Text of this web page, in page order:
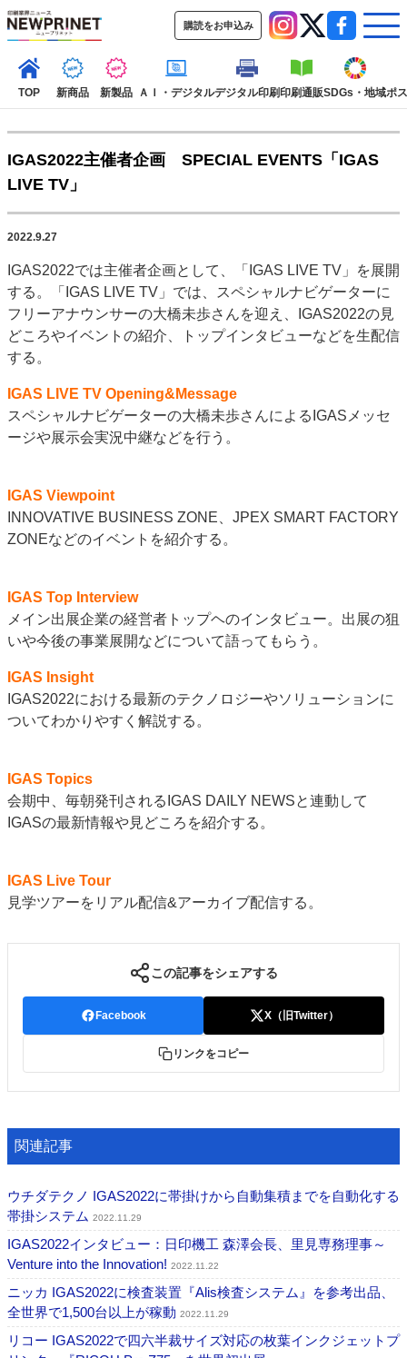
購読をお申込み
TOP 新商品 新製品 ＡＩ・デジタルデジタル印刷印刷通販SDGs・地域ポ
新商品 新製品 ＡＩ・デジタル デジタル印刷
印刷通販
SDGs・地域
ポストプレス ビジネス イベント 信用情報
業界
市場・統計
人事・移転・異動・訃報
2022 見える化・MIS特集
特集・デジタル印刷 アイデアで勝負！ ～多様なビジネス・多彩な商材～
案内
発刊案内
JFPI印刷用語集 印刷機材年鑑
会社案内
購読・購入申し込み
お問い合わせ
IGAS2022主催者企画 SPECIAL EVENTS「IGAS
LIVE TV」
2022.9.27
IGAS2022では主催者企画として、「IGAS LIVE TV」を展開
する。「IGAS LIVE TV」では、スペシャルナビゲーターに
フリーアナウンサーの大橋未歩さんを迎え、IGAS2022の見
どころやイベントの紹介、トップインタビューなどを生配信
する。
IGAS LIVE TV Opening&Message
スペシャルナビゲーターの大橋未歩さんによるIGASメッセ
ージや展示会実況中継などを行う。
IGAS Viewpoint
INNOVATIVE BUSINESS ZONE、JPEX SMART FACTORY
ZONEなどのイベントを紹介する。
IGAS Top Interview
メイン出展企業の経営者トップヘのインタビュー。出展の狙
いや今後の事業展開などについて語ってもらう。
IGAS Insight
IGAS2022における最新のテクノロジーやソリューションに
ついてわかりやすく解説する。
IGAS Topics
会期中、毎朝発刊されるIGAS DAILY NEWSと連動して
IGASの最新情報や見どころを紹介する。
IGAS Live Tour
見学ツアーをリアル配信&アーカイブ配信する。
この記事をシェアする
Facebook X（旧Twitter）
リンクをコピー
関連記事
ウチダテクノ IGAS2022に帯掛けから自動集積までを自動化する
帯掛システム 2022.11.29
IGAS2022インタビュー：日印機工 森澤会長、里見専務理事～
Venture into the Innovation! 2022.11.22
ニッカ IGAS2022に検査装置『Alis検査システム』を参考出品、
全世界で1,500台以上が稼動 2022.11.29
リコー IGAS2022で四六半裁サイズ対応の枚葉インクジェットプ